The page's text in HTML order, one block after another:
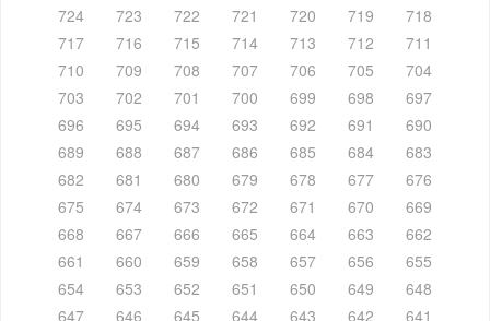
724 723 722 721 720 719
718
717
716 715 714 713 712
711
710
709 708 707 706 705
704
703
702 701 700 699 698
697
696
695 694 693 692 691
690
689
688 687 686 685 684
683
682
681 680 679 678 677
676
675
674 673 672 671 670
669
668
667 666 665 664 663
662
661
660 659 658 657 656
655
654
653 652 651 650 649
648
647
646 645 644 643 642
641